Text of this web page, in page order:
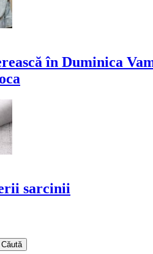
în Duminica
sarcinii
Căută